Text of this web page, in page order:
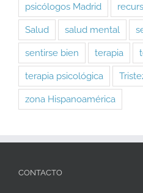
psicólogos Madrid
Salud salud mental
sentirse bien terapia
terapia psicológica
zona Hispanoamérica
CONTACTO